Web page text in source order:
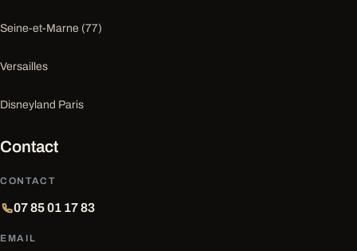
Seine-et-Marne (77)
Versailles
Disneyland Paris
Contact
CONTACT
07 85 01 17 83
EMAIL